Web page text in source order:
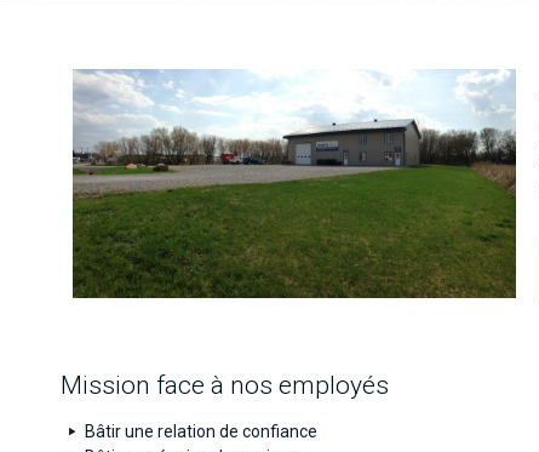
Mission face à nos employés
Bâtir une relation de confiance